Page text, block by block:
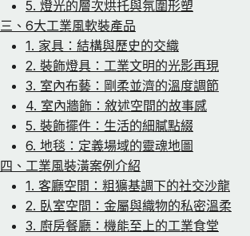
5. 燈光的層次烘托與氛圍形塑
三、6大工業風軟裝產品
1. 家具：結構與歷史的交織
2. 裝飾燈具：工業文明的光影再現
3. 室內布藝：剛柔並濟的溫度調節
4. 室內牆飾：敘述空間的故事感
5. 裝飾擺件：生活的細膩點綴
6. 地毯：定義場域的靈魂地圖
四、工業風裝潢案例介紹
1. 客廳空間：粗獷基調下的社交沙龍
2. 臥室空間：金屬與織物的私密溫柔
3. 廚房餐廳：機能至上的工業食堂